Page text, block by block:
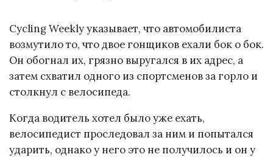
Cycling Weekly указывает, что автомобилиста
возмутило то, что двое гонщиков ехали бок о бок.
Он обогнал их, грязно выругался в их адрес, а
затем схватил одного из спортсменов за горло и
столкнул с велосипеда.
Когда водитель хотел было уже ехать,
велосипедист проследовал за ним и попытался
ударить, однако у него это не получилось и он у